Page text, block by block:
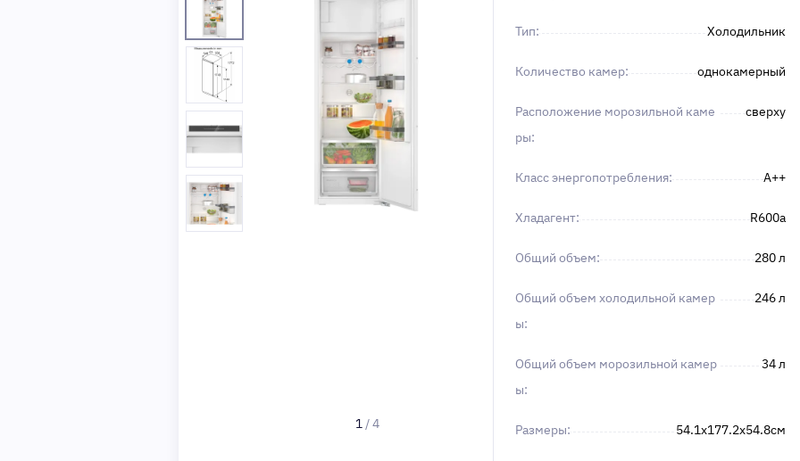
1/4
Тип: Холодильник
Количество камер: однокамерный
Расположение морозильной каме
ры:
сверху
Класс энергопотребления: A++
Хладагент: R600a
Общий объем: 280 л
Общий объем холодильной камер
ы:
246 л
Общий объем морозильной камер
ы:
34 л
Размеры: 54.1x177.2x54.8см